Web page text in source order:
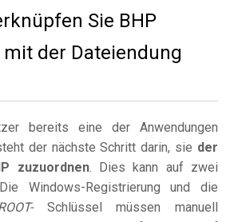
Sie BHP
mit der Dateiendung
bereits eine der Anwendungen
der nächste Schritt darin, sie der
zuzuordnen. Dies kann auf zwei
Windows-Registrierung und die
Schlüssel müssen manuell